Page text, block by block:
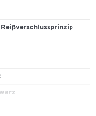
20 transparenten Hüllen